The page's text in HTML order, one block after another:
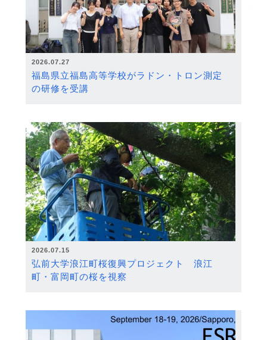
2026.07.27
福島県立福島高等学校がラドン・トロン測定
の研修を受講
2026.07.15
弘前大学浪江町桜復興プロジェクト 浪江
町・富岡町の桜を視察